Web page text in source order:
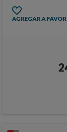
AGREGAR A